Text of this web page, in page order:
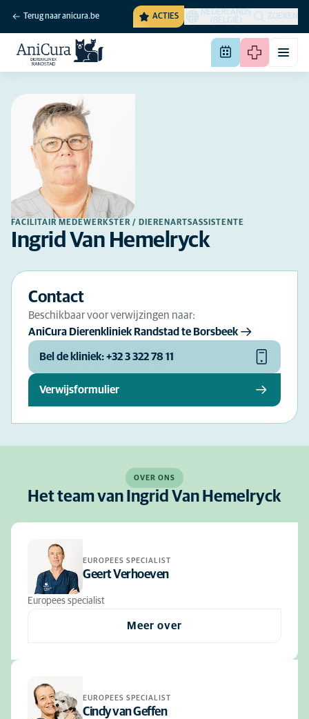
Terug naar anicura.be ACTIES
NEDERLANDS
(BELGIË)
ZOEKEN
FACILITAIR MEDEWERKSTER / DIERENARTSASSISTENTE
Ingrid Van Hemelryck
Contact
Beschikbaar voor verwijzingen naar:
AniCura Dierenkliniek Randstad te Borsbeek
Bel de kliniek: +32 3 322 78 11
Verwijsformulier
OVER ONS
Het team van Ingrid Van Hemelryck
EUROPEES SPECIALIST
Geert Verhoeven
Europees specialist
Meer over
EUROPEES SPECIALIST
Cindy van Geffen